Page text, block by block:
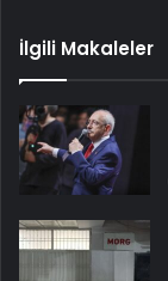
İlgili Makaleler